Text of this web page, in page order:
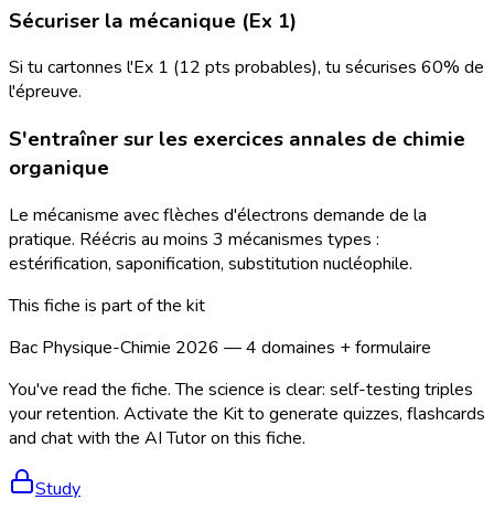
Sécuriser la mécanique (Ex 1)
Si tu cartonnes l'Ex 1 (12 pts probables), tu sécurises 60% de
l'épreuve.
S'entraîner sur les exercices annales de chimie
organique
Le mécanisme avec flèches d'électrons demande de la
pratique. Réécris au moins 3 mécanismes types :
estérification, saponification, substitution nucléophile.
This fiche is part of the kit
Bac Physique-Chimie 2026 — 4 domaines + formulaire
You've read the fiche. The science is clear: self-testing triples
your retention. Activate the Kit to generate quizzes, flashcards
and chat with the AI Tutor on this fiche.
Study